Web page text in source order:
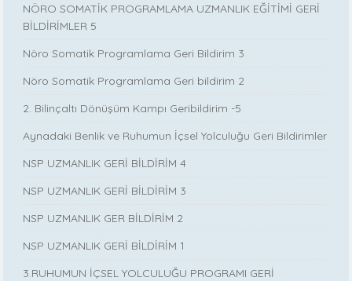
NÖRO SOMATİK PROGRAMLAMA UZMANLIK EĞİTİMİ GERİ
BİLDİRİMLER 5
Nöro Somatik Programlama Geri Bildirim 3
Nöro Somatik Programlama Geri bildirim 2
2. Bilinçaltı Dönüşüm Kampı Geribildirim -5
Aynadaki Benlik ve Ruhumun İçsel Yolculuğu Geri Bildirimler
NSP UZMANLIK GERİ BİLDİRİM 4
NSP UZMANLIK GERİ BİLDİRİM 3
NSP UZMANLIK GER BİLDİRİM 2
NSP UZMANLIK GERİ BİLDİRİM 1
3.RUHUMUN İÇSEL YOLCULUĞU PROGRAMI GERİ